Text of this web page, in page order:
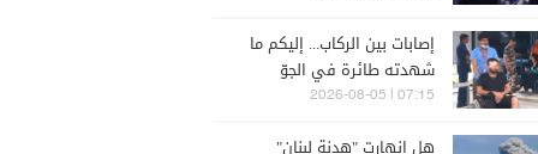
إصابات بين الركاب... إليكم ما
شهدته طائرة في الجوّ
07:15 | 2026-08-05
هل انهارت "هدنة لبنان"